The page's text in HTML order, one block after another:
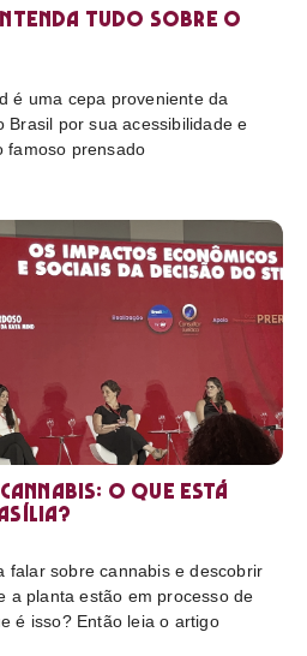
tudo sobre o
é uma cepa proveniente da
Brasil por sua acessibilidade e
famoso prensado
O que está
falar sobre cannabis e descobrir
a planta estão em processo de
é isso? Então leia o artigo